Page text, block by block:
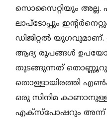
സൊസൈറ്റിയും അല്ല.
ലാപ്‌ടോപ്പും
ഡിജിറ്റൽ
ആദ്യ രൂപങ്ങൾ
തുടങ്ങുന്നത്
തൊള്ളായിരത്തി
ഒരു സിനിമ
എക്സ്പോഷറും അന്ന്